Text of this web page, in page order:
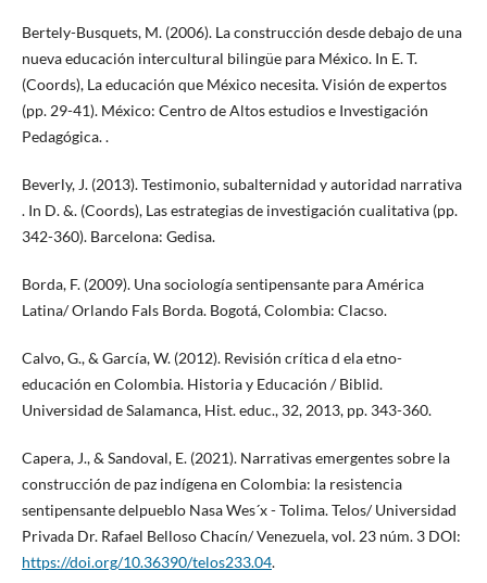
Bertely-Busquets, M. (2006). La construcción desde debajo de una
nueva educación intercultural bilingüe para México. In E. T.
(Coords), La educación que México necesita. Visión de expertos
(pp. 29-41). México: Centro de Altos estudios e Investigación
Pedagógica. .
Beverly, J. (2013). Testimonio, subalternidad y autoridad narrativa
. In D. &. (Coords), Las estrategias de investigación cualitativa (pp.
342-360). Barcelona: Gedisa.
Borda, F. (2009). Una sociología sentipensante para América
Latina/ Orlando Fals Borda. Bogotá, Colombia: Clacso.
Calvo, G., & García, W. (2012). Revisión crítica d ela etno-
educación en Colombia. Historia y Educación / Biblid.
Universidad de Salamanca, Hist. educ., 32, 2013, pp. 343-360.
Capera, J., & Sandoval, E. (2021). Narrativas emergentes sobre la
construcción de paz indígena en Colombia: la resistencia
sentipensante delpueblo Nasa Wes´x - Tolima. Telos/ Universidad
Privada Dr. Rafael Belloso Chacín/ Venezuela, vol. 23 núm. 3 DOI:
https://doi.org/10.36390/telos233.04.